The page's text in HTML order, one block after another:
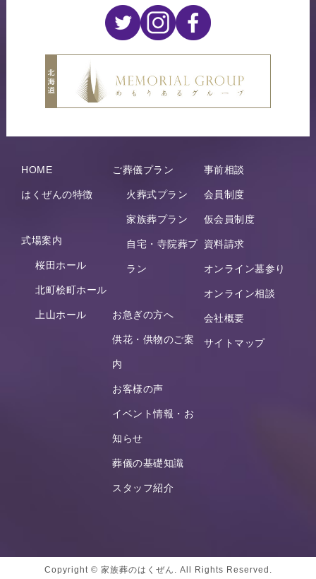
HOME
はくぜんの特徴
式場案内
桜田ホール
北町桧町ホール
上山ホール
ご葬儀プラン
火葬式プラン
家族葬プラン
自宅・寺院葬プ
ラン
お急ぎの方へ
供花・供物のご案
内
お客様の声
イベント情報・お
知らせ
葬儀の基礎知識
スタッフ紹介
事前相談
会員制度
仮会員制度
資料請求
オンライン墓参り
オンライン相談
会社概要
サイトマップ
Copyright © 家族葬のはくぜん. All Rights Reserved.